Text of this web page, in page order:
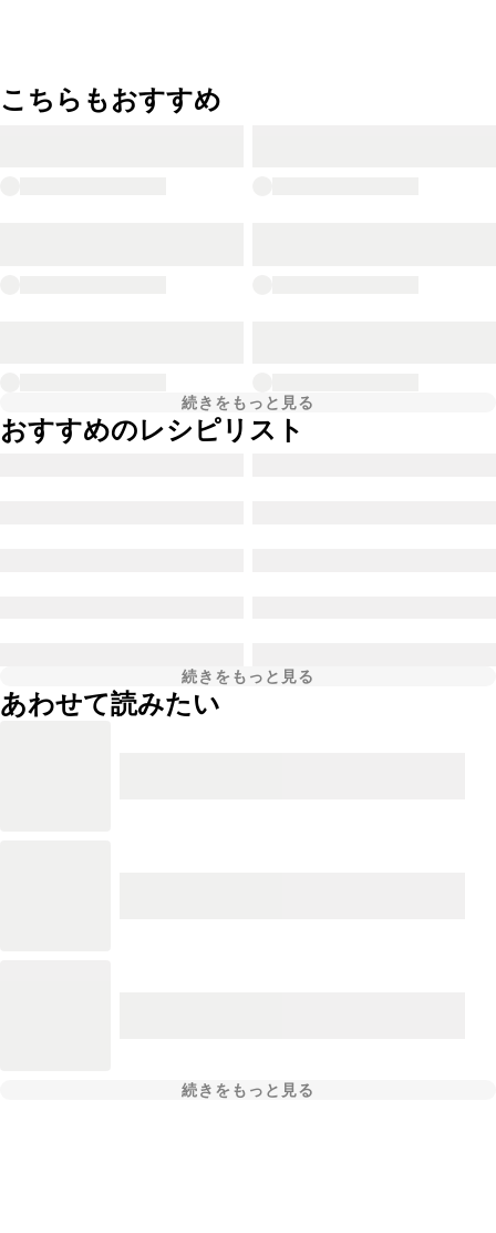
こちらもおすすめ
続きをもっと見る
おすすめのレシピリスト
続きをもっと見る
あわせて読みたい
続きをもっと見る